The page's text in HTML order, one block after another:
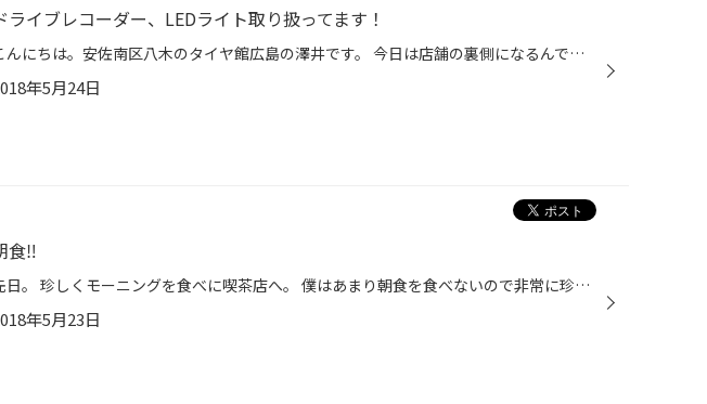
ライブレコーダー、LEDライト取り扱ってます！
こんにちは。安佐南区八木のタイヤ館広島の澤井です。 今日は店舗の裏側になるんですけど、ドライブレコーダーとLEDライトの看板を設置しました(^^) ご存知無い方も多いと思いますが、タイヤ館ではドライブレコーダーやLEDライトも取り扱っているんですよ。 いろいろ置いてますので、お気軽にお問い...
年5月24日
食‼
先日。 珍しくモーニングを食べに喫茶店へ。 僕はあまり朝食を食べないので非常に珍しいのですが… …朝から味噌カツサンドをおもいっきり食べました(笑) 普段、朝食を食べないのに、かなりがっつり食べてしまい、おかげで夜までおなかが空きませんでした(笑) みなさま、３食ちゃんと食べる規則正しい...
年5月23日